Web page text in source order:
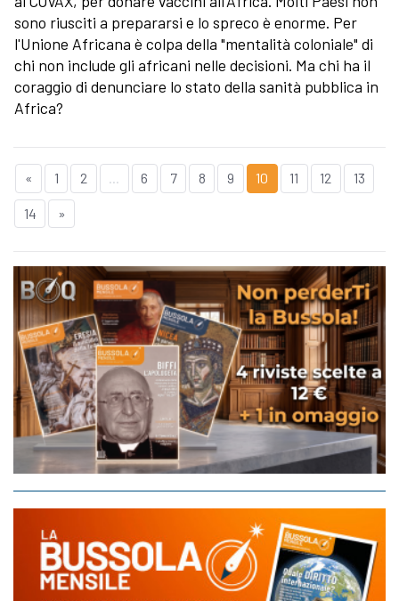
sono riusciti a prepararsi e lo spreco è enorme. Per
l'Unione Africana è colpa della "mentalità coloniale" di
chi non include gli africani nelle decisioni. Ma chi ha il
coraggio di denunciare lo stato della sanità pubblica in
Africa?
« 1 2 ... 6 7 8 9 10 11 12 13
14 »